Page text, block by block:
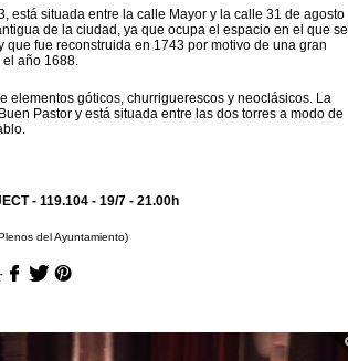
está situada entre la calle Mayor y la calle 31 de agosto
de la ciudad, ya que ocupa el espacio en el que se
fue reconstruida en 1743 por motivo de una gran
año 1688.
elementos góticos, churriguerescos y neoclásicos. La
Pastor y está situada entre las dos torres a modo de
- 119.104 - 19/7 - 21.00h
del Ayuntamiento)